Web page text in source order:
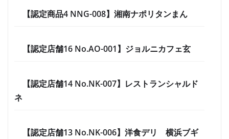
【認定商品4 NNG-008】湘南ナポリタンまん
【認定店舗16 No.AO-001】ジョルニカフェ玄
【認定店舗14 No.NK-007】レストランシャルド
ネ
【認定店舗13 No.NK-006】洋食デリ 横浜ブギ